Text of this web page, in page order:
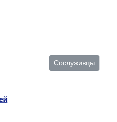
Сослуживцы